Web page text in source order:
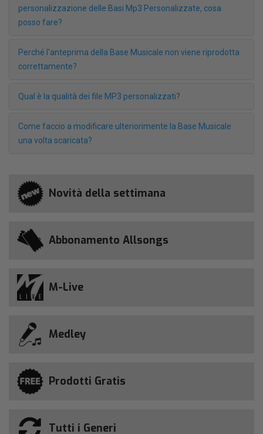
personalizzazione delle Basi Mp3 Personalizzate, cosa
posso fare?
Perché l'anteprima della Base Musicale non viene riprodotta
correttamente?
Qual è la qualità dei file MP3 personalizzati?
Come faccio a modificare ulteriorimente la Base Musicale
una volta scaricata?
Novità della settimana
Abbonamento Allsongs
M-Live
Medley
Prodotti Gratis
Tutti i Generi